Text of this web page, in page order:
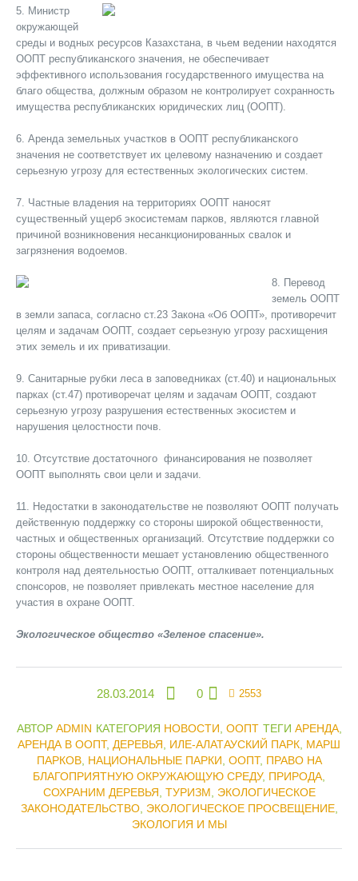
5. Министр
окружающей
среды и водных ресурсов Казахстана, в чьем ведении находятся
ООПТ республиканского значения, не обеспечивает
эффективного использования государственного имущества на
благо общества, должным образом не контролирует сохранность
имущества республиканских юридических лиц (ООПТ).
6. Аренда земельных участков в ООПТ республиканского
значения не соответствует их целевому назначению и создает
серьезную угрозу для естественных экологических систем.
7. Частные владения на территориях ООПТ наносят
существенный ущерб экосистемам парков, являются главной
причиной возникновения несанкционированных свалок и
загрязнения водоемов.
8. Перевод
земель ООПТ
в земли запаса, согласно ст.23 Закона «Об ООПТ», противоречит
целям и задачам ООПТ, создает серьезную угрозу расхищения
этих земель и их приватизации.
9. Санитарные рубки леса в заповедниках (ст.40) и национальных
парках (ст.47) противоречат целям и задачам ООПТ, создают
серьезную угрозу разрушения естественных экосистем и
нарушения целостности почв.
10. Отсутствие достаточного финансирования не позволяет
ООПТ выполнять свои цели и задачи.
11. Недостатки в законодательстве не позволяют ООПТ получать
действенную поддержку со стороны широкой общественности,
частных и общественных организаций. Отсутствие поддержки со
стороны общественности мешает установлению общественного
контроля над деятельностью ООПТ, отталкивает потенциальных
спонсоров, не позволяет привлекать местное население для
участия в охране ООПТ.
Экологическое общество «Зеленое спасение».
28.03.2014 0 2553
АВТОР ADMIN КАТЕГОРИЯ НОВОСТИ ООПТ ТЕГИ АРЕНДА,
АРЕНДА В ООПТ, ДЕРЕВЬЯ ИЛЕ-АЛАТАУСКИЙ ПАРК МАРШ
ПАРКОВ, НАЦИОНАЛЬНЫЕ ПАРКИ ООПТ, ПРАВО НА
БЛАГОПРИЯТНУЮ ОКРУЖАЮЩУЮ СРЕДУ, ПРИРОДА
СОХРАНИМ ДЕРЕВЬЯ ТУРИЗМ
ЭКОЛОГИЧЕСКОЕ
ЗАКОНОДАТЕЛЬСТВО, ЭКОЛОГИЧЕСКОЕ ПРОСВЕЩЕНИЕ,
ЭКОЛОГИЯ И МЫ